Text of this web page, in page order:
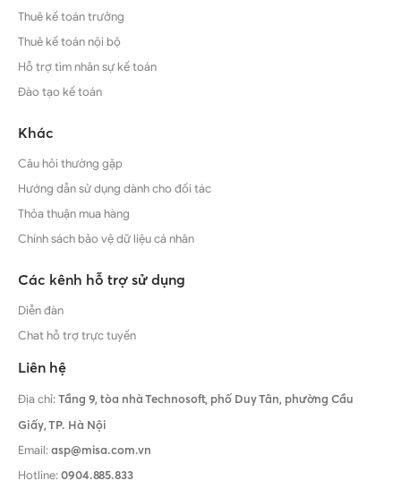
Thuê kế toán trưởng
Thuê kế toán nội bộ
Hỗ trợ tìm nhân sự kế toán
Đào tạo kế toán
Khác
Câu hỏi thường gặp
Hướng dẫn sử dụng dành cho đối tác
Thỏa thuận mua hàng
Chính sách bảo vệ dữ liệu cá nhân
Các kênh hỗ trợ sử dụng
Diễn đàn
Chat hỗ trợ trực tuyến
Liên hệ
Địa chỉ:Tầng 9, tòa nhà Technosoft, phố Duy Tân, phường Cầu
Giấy,TP. Hà Nội
Email:asp@misa.com.vn
Hotline:0904.885.833